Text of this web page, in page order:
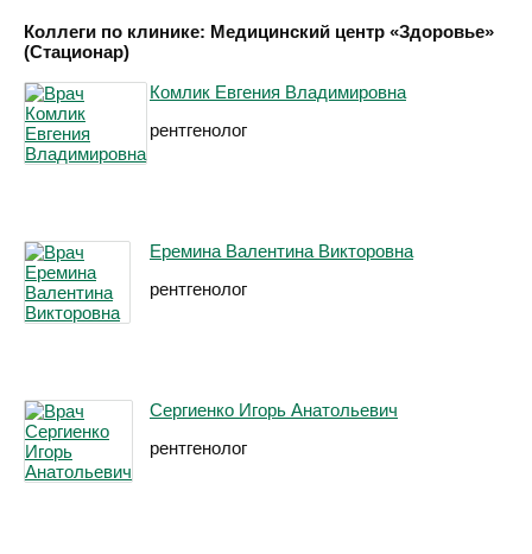
Коллеги по клинике: Медицинский центр «Здоровье»
(Стационар)
Комлик Евгения Владимировна
рентгенолог
Еремина Валентина Викторовна
рентгенолог
Сергиенко Игорь Анатольевич
рентгенолог